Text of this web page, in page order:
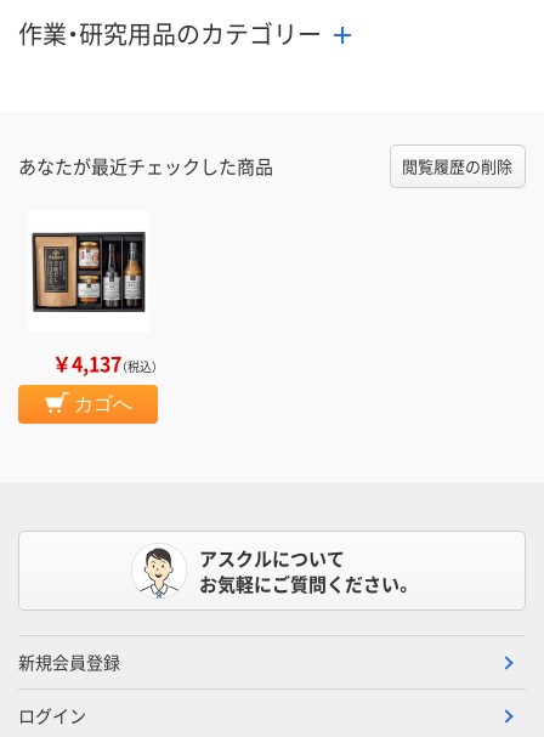
作業・研究用品のカテゴリー
あなたが最近チェックした商品 閲覧履歴の削除
￥4,137（税込）
カゴへ
アスクルについて
お気軽にご質問ください。
新規会員登録
ログイン